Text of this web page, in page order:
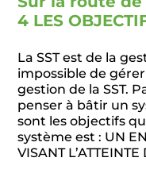
4 LES
La SST est de la
impossible de gérer
gestion de la SST.
penser à bâtir un
sont les objectifs
système est : UN
VISANT L’ATTEINTE